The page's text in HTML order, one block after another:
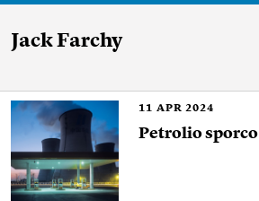
Jack Farchy
11 APR 2024
Petrolio sporco